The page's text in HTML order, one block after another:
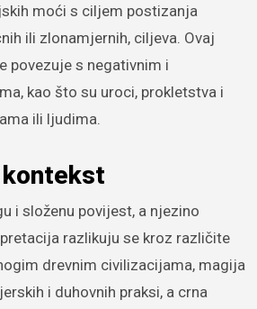
moći s ciljem postizanja
ili zlonamjernih, ciljeva. Ovaj
povezuje s negativnim i
kao što su uroci, prokletstva i
ili ljudima.
i složenu povijest, a njezino
razlikuju se kroz različite
drevnim civilizacijama, magija
i duhovnih praksi, a crna